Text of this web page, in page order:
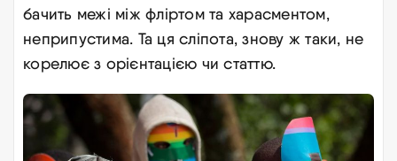
бачить межі між фліртом та харасментом,
неприпустима. Та ця сліпота, знову ж таки, не
корелює з орієнтацією чи статтю.